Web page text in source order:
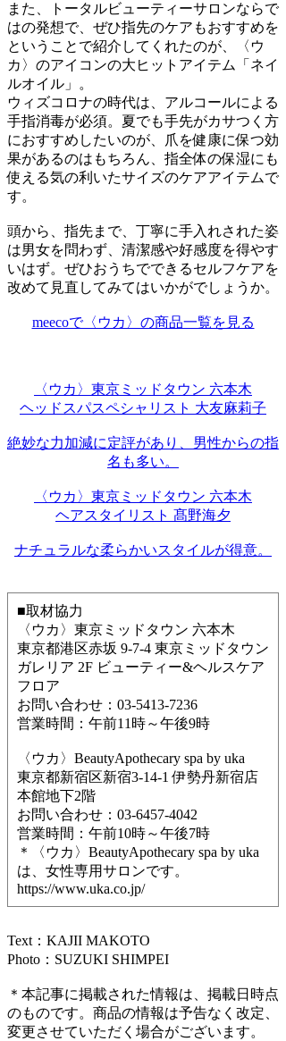
また、トータルビューティーサロンならで
はの発想で、ぜひ指先のケアもおすすめを
ということで紹介してくれたのが、〈ウ
カ〉のアイコンの大ヒットアイテム「ネイ
ルオイル」。
ウィズコロナの時代は、アルコールによる
手指消毒が必須。夏でも手先がカサつく方
におすすめしたいのが、爪を健康に保つ効
果があるのはもちろん、指全体の保湿にも
使える気の利いたサイズのケアアイテムで
す。
頭から、指先まで、丁寧に手入れされた姿
は男女を問わず、清潔感や好感度を得やす
いはず。ぜひおうちでできるセルフケアを
改めて見直してみてはいかがでしょうか。
meecoで〈ウカ〉の商品一覧を見る
〈ウカ〉東京ミッドタウン 六本木
ヘッドスパスペシャリスト 大友麻莉子
絶妙な力加減に定評があり、男性からの指
名も多い。
〈ウカ〉東京ミッドタウン 六本木
ヘアスタイリスト 髙野海夕
ナチュラルな柔らかいスタイルが得意。
■取材協力
〈ウカ〉東京ミッドタウン 六本木
東京都港区赤坂 9-7-4 東京ミッドタウン
ガレリア 2F ビューティー&ヘルスケア
フロア
お問い合わせ：03-5413-7236
営業時間：午前11時～午後9時
〈ウカ〉BeautyApothecary spa by uka
東京都新宿区新宿3-14-1 伊勢丹新宿店
本館地下2階
お問い合わせ：03-6457-4042
営業時間：午前10時～午後7時
＊〈ウカ〉BeautyApothecary spa by uka
は、女性専用サロンです。
https://www.uka.co.jp/
Text：KAJII MAKOTO
Photo：SUZUKI SHIMPEI
＊本記事に掲載された情報は、掲載日時点
のものです。商品の情報は予告なく改定、
変更させていただく場合がございます。